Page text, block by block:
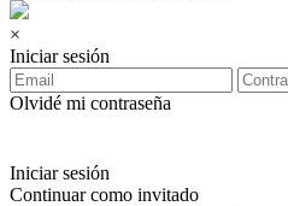
×
Iniciar sesión
Olvidé mi contraseña
Iniciar sesión
Continuar como invitado